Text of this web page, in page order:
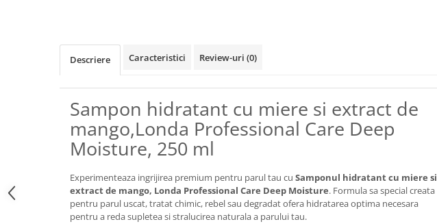
Descriere Caracteristici Review-uri (0)
Sampon hidratant cu miere si extract de
mango,Londa Professional Care Deep
Moisture, 250 ml
Experimenteaza ingrijirea premium pentru parul tau cu Samponul hidratant cu miere si
extract de mango, Londa Professional Care Deep Moisture. Formula sa special creata
pentru parul uscat, tratat chimic, rebel sau degradat ofera hidratarea optima necesara
pentru a reda supletea si stralucirea naturala a parului tau.